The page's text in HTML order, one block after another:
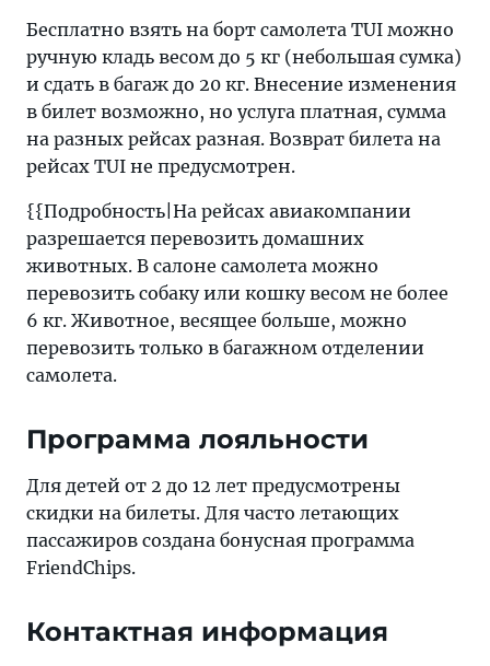
Бесплатно взять на борт самолета TUI можно
ручную кладь весом до 5 кг (небольшая сумка)
и сдать в багаж до 20 кг. Внесение изменения
в билет возможно, но услуга платная, сумма
на разных рейсах разная. Возврат билета на
рейсах TUI не предусмотрен.
{{Подробность|На рейсах авиакомпании
разрешается перевозить домашних
животных. В салоне самолета можно
перевозить собаку или кошку весом не более
6 кг. Животное, весящее больше, можно
перевозить только в багажном отделении
самолета.
Программа лояльности
Для детей от 2 до 12 лет предусмотрены
скидки на билеты. Для часто летающих
пассажиров создана бонусная программа
FriendChips.
Контактная информация